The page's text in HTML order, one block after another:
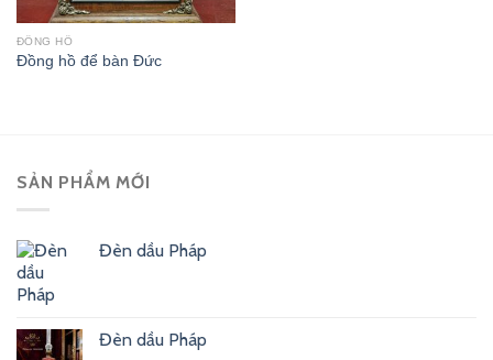
ĐỒNG HỒ
Đồng hồ để bàn Đức
SẢN PHẨM MỚI
Đèn dầu Pháp
Đèn dầu Pháp